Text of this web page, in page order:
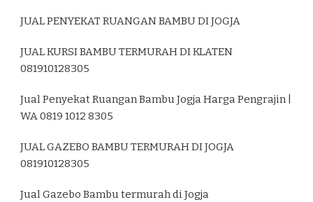
JUAL PENYEKAT RUANGAN BAMBU DI JOGJA
JUAL KURSI BAMBU TERMURAH DI KLATEN
081910128305
Jual Penyekat Ruangan Bambu Jogja Harga Pengrajin |
WA 0819 1012 8305
JUAL GAZEBO BAMBU TERMURAH DI JOGJA
081910128305
Jual Gazebo Bambu termurah di Jogja